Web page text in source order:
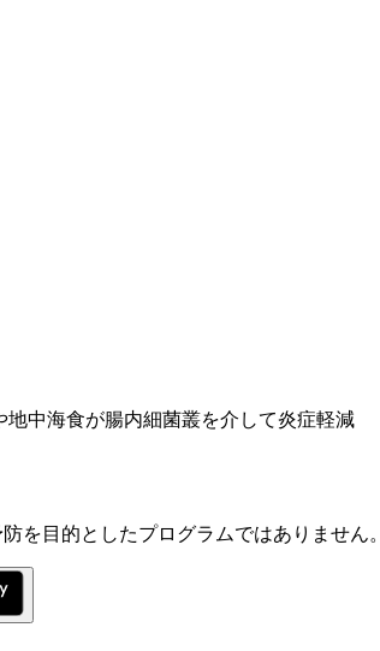
地中海食が腸内細菌叢を介して炎症軽減
を目的としたプログラムではありません。